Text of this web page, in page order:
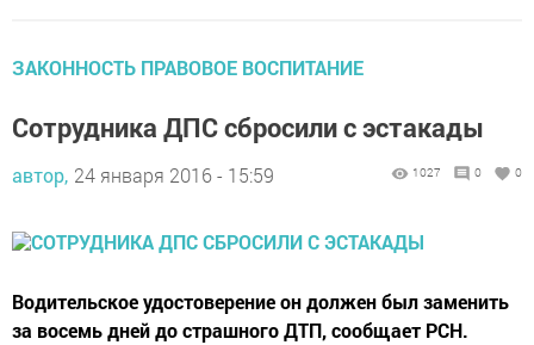
ЗАКОННОСТЬ ПРАВОВОЕ ВОСПИТАНИЕ
Сотрудника ДПС сбросили с эстакады
автор, 24 января 2016 - 15:59 1027 0 0
Водительское удостоверение он должен был заменить
за восемь дней до страшного ДТП, сообщает РСН.